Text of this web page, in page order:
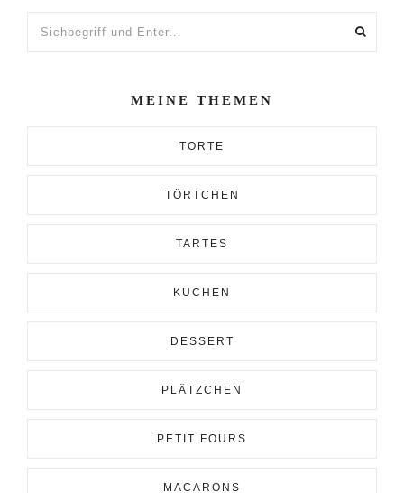
MEINE THEMEN
TORTE
TÖRTCHEN
TARTES
KUCHEN
DESSERT
PLÄTZCHEN
PETIT FOURS
MACARONS